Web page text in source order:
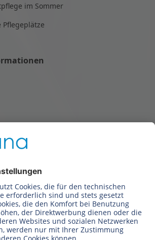
im Sommer
Pflegeplätze
GmbH | Alle Rechte